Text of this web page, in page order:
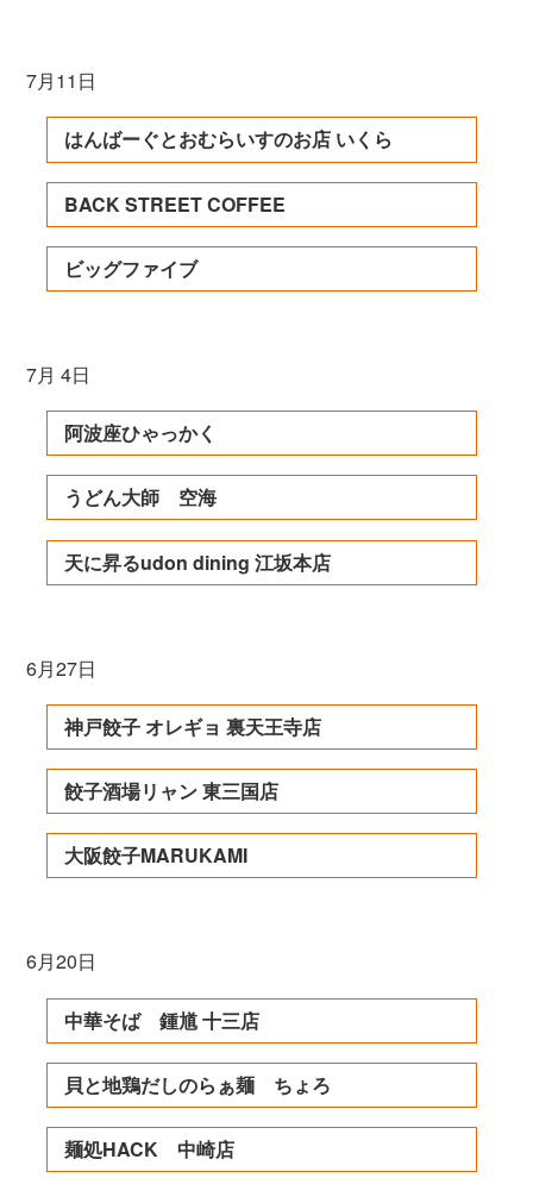
7月11日
はんばーぐとおむらいすのお店 いくら
BACK STREET COFFEE
ビッグファイブ
7月 4日
阿波座ひゃっかく
うどん大師 空海
天に昇るudon dining 江坂本店
6月27日
神戸餃子 オレギョ 裏天王寺店
餃子酒場リャン 東三国店
大阪餃子MARUKAMI
6月20日
中華そば 鍾馗 十三店
貝と地鶏だしのらぁ麺 ちょろ
麺処HACK 中崎店